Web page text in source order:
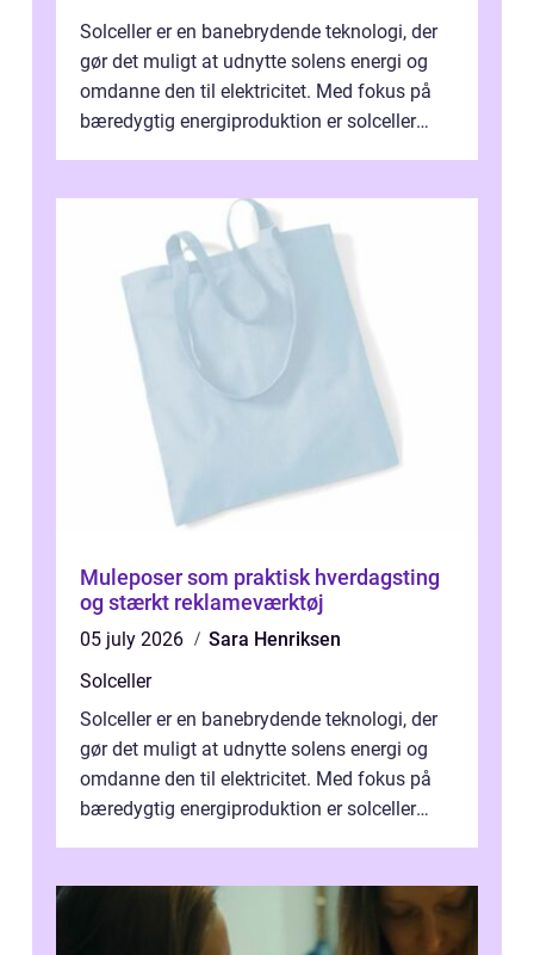
Solceller er en banebrydende teknologi, der
gør det muligt at udnytte solens energi og
omdanne den til elektricitet. Med fokus på
bæredygtig energiproduktion er solceller
Muleposer som praktisk hverdagsting
og stærkt reklameværktøj
05 july 2026
Sara Henriksen
Solceller
Solceller er en banebrydende teknologi, der
gør det muligt at udnytte solens energi og
omdanne den til elektricitet. Med fokus på
bæredygtig energiproduktion er solceller